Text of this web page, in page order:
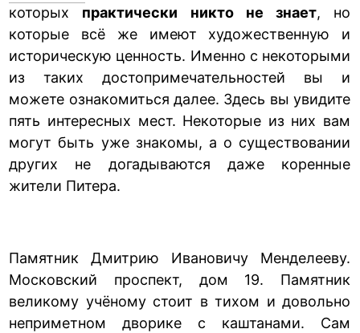
которых практически никто не знает, но
которые всё же имеют художественную и
историческую ценность. Именно с некоторыми
из таких достопримечательностей вы и
можете ознакомиться далее. Здесь вы увидите
пять интересных мест. Некоторые из них вам
могут быть уже знакомы, а о существовании
других не догадываются даже коренные
жители Питера.
Памятник Дмитрию Ивановичу Менделееву.
Московский проспект, дом 19. Памятник
великому учёному стоит в тихом и довольно
неприметном дворике с каштанами. Сам